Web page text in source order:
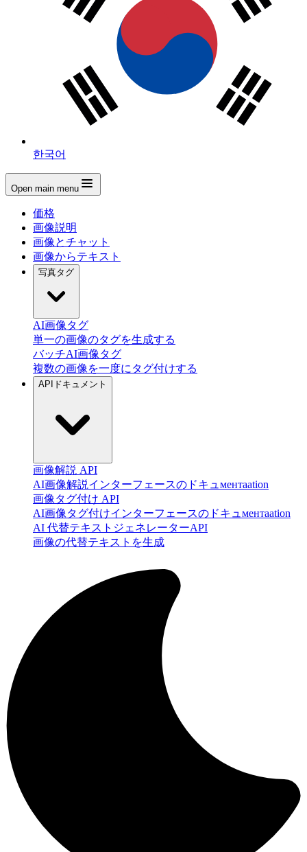
한국어
Open main menu
価格
画像説明
画像とチャット
画像からテキスト
写真タグ
AI画像タグ
単一の画像のタグを生成する
バッチAI画像タグ
複数の画像を一度にタグ付けする
APIドキュメント
画像解説 API
AI画像解説インターフェースのドキュментаation
画像タグ付け API
AI画像タグ付けインターフェースのドキュментаation
AI 代替テキストジェネレーターAPI
画像の代替テキストを生成